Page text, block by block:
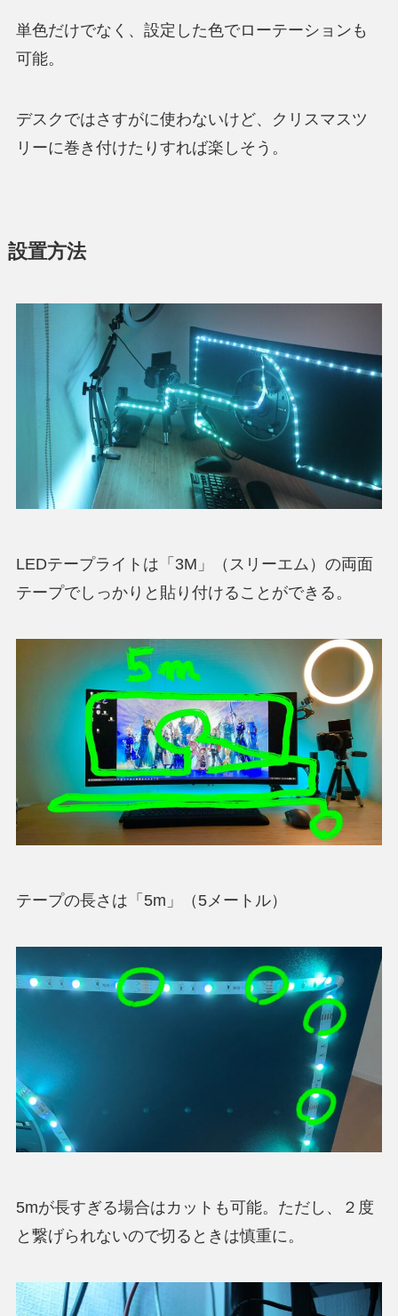
単色だけでなく、設定した色でローテーションも
可能。
デスクではさすがに使わないけど、クリスマスツ
リーに巻き付けたりすれば楽しそう。
設置方法
LEDテープライトは「3M」（スリーエム）の両面
テープでしっかりと貼り付けることができる。
テープの長さは「5m」（5メートル）
5mが長すぎる場合はカットも可能。ただし、２度
と繋げられないので切るときは慎重に。